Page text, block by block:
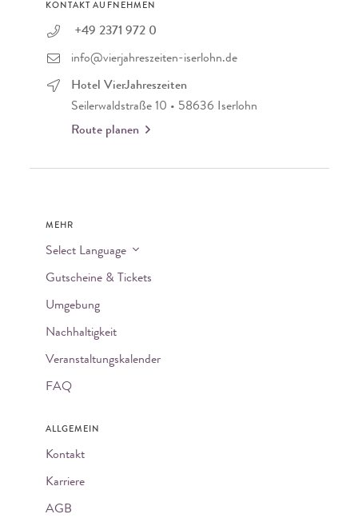
KONTAKT AUFNEHMEN
+49 2371 972 0
info@vierjahreszeiten-iserlohn.de
Hotel VierJahreszeiten
Seilerwaldstraße 10 • 58636 Iserlohn
Route planen
MEHR
Select Language
Gutscheine & Tickets
Umgebung
Nachhaltigkeit
Veranstaltungskalender
FAQ
ALLGEMEIN
Kontakt
Karriere
AGB